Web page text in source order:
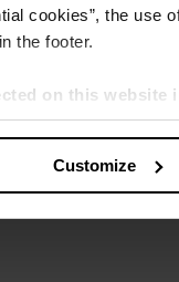
cookies”, the use
the footer.
on this website
your data will be
protection that is
Customize